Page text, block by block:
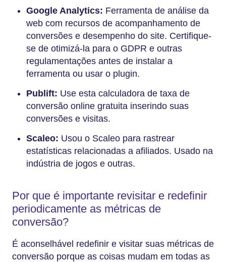
Google Analytics: Ferramenta de análise da
web com recursos de acompanhamento de
conversões e desempenho do site. Certifique-
se de otimizá-la para o GDPR e outras
regulamentações antes de instalar a
ferramenta ou usar o plugin.
Publift: Use esta calculadora de taxa de
conversão online gratuita inserindo suas
conversões e visitas.
Scaleo: Usou o Scaleo para rastrear
estatísticas relacionadas a afiliados. Usado na
indústria de jogos e outras.
Por que é importante revisitar e redefinir
periodicamente as métricas de
conversão?
É aconselhável redefinir e visitar suas métricas de
conversão porque as coisas mudam em todas as